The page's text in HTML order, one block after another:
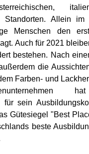
Standorten. Allein im
Menschen den
Auch für 2021
bestehen. Nach
die
Farben- und
für sein
Gütesiegel "Best
beste